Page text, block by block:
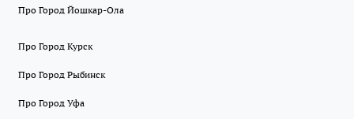
Про Город Йошкар-Ола
Про Город Курск
Про Город Рыбинск
Про Город Уфа